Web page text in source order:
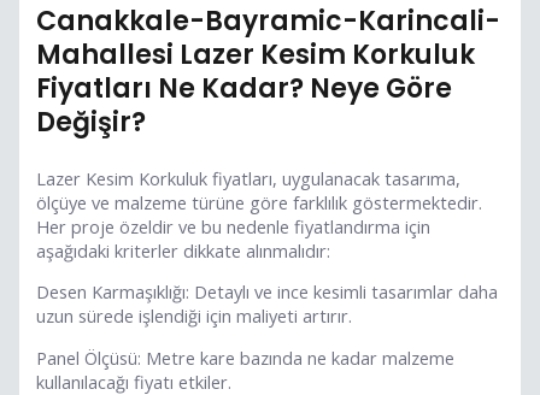
Canakkale-Bayramic-Karincali-
Mahallesi Lazer Kesim Korkuluk
Fiyatları Ne Kadar? Neye Göre
Değişir?
Lazer Kesim Korkuluk fiyatları, uygulanacak tasarıma,
ölçüye ve malzeme türüne göre farklılık göstermektedir.
Her proje özeldir ve bu nedenle fiyatlandırma için
aşağıdaki kriterler dikkate alınmalıdır:
Desen Karmaşıklığı: Detaylı ve ince kesimli tasarımlar daha
uzun sürede işlendiği için maliyeti artırır.
Panel Ölçüsü: Metre kare bazında ne kadar malzeme
kullanılacağı fiyatı etkiler.